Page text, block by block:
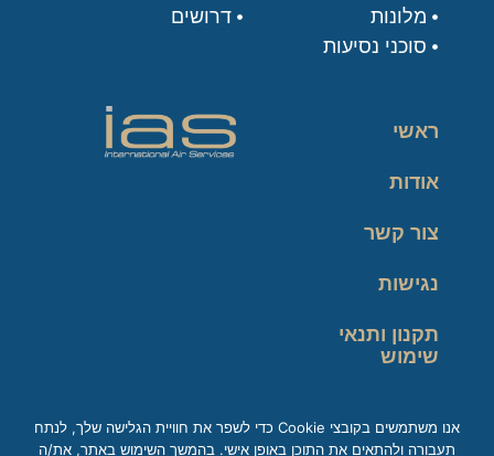
מלונות
סוכני נסיעות
דרושים
ראשי
אודות
צור קשר
נגישות
תקנון ותנאי
שימוש
אנו משתמשים בקובצי Cookie כדי לשפר את חוויית הגלישה שלך, לנתח
תעבורה ולהתאים את התוכן באופן אישי. בהמשך השימוש באתר, את/ה